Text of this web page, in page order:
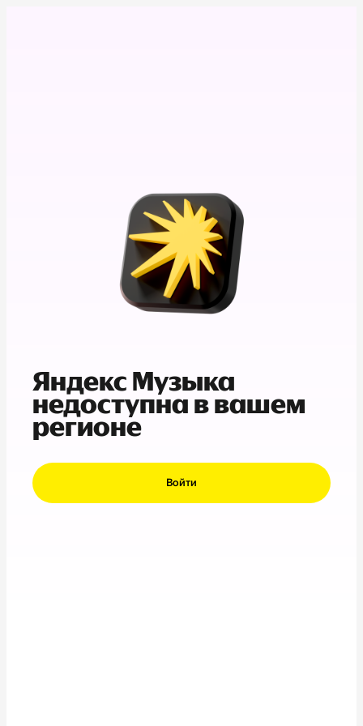
Яндекс Музыка
недоступна в вашем
регионе
Войти